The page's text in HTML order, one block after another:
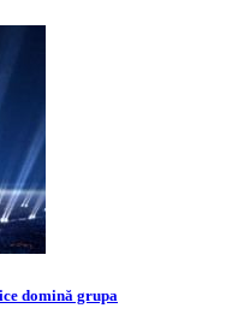
domină grupa